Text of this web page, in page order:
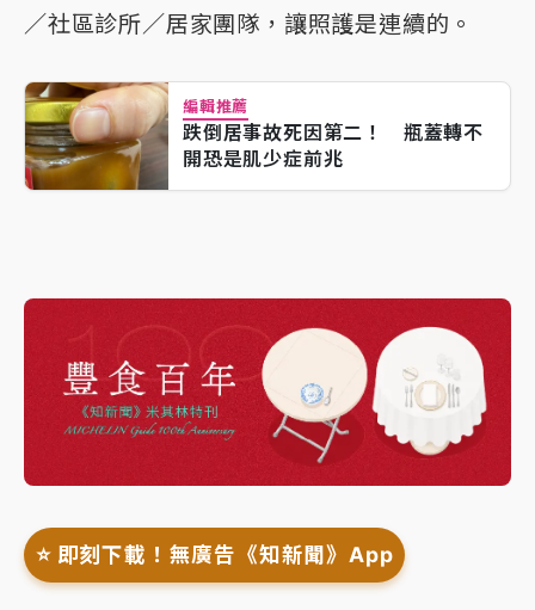
／社區診所／居家團隊，讓照護是連續的。
編輯推薦
跌倒居事故死因第二！ 瓶蓋轉不
開恐是肌少症前兆
⭐️ 即刻下載！無廣告《知新聞》App